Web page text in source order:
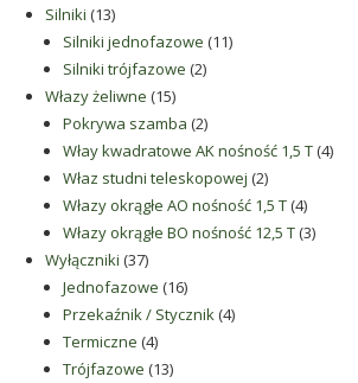
Silniki 1313
produktów
Silniki jednofazowe 1111
Silniki trójfazowe 22
Włazy żeliwne 1515
produktów
Pokrywa szamba 22
produkty
Włay kwadratowe AK nośność 1,5 T 44
Właz studni teleskopowej 22
produkty
Włazy okrągłe AO nośność 1,5 T 44
produkty
Włazy okrągłe BO nośność 12,5 T 33
Wyłączniki 3737
produktów
Jednofazowe 1616
produktów
Przekaźnik / Stycznik 44
Termiczne 44
produkty
Trójfazowe 1313